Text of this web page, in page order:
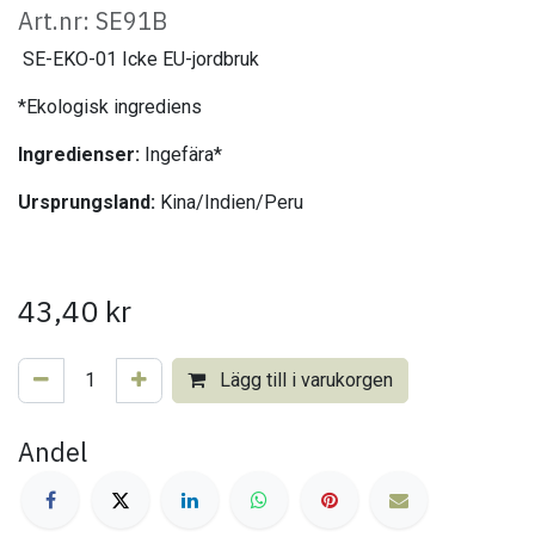
Art.nr: SE91B
SE-EKO-01 Icke EU-jordbruk
*Ekologisk ingrediens
Ingredienser: Ingefära*
Ursprungsland: Kina/Indien/Peru
43,40 kr
Lägg till i varukorgen
Andel